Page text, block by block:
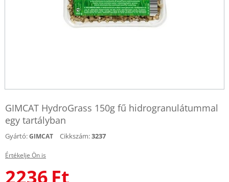
GIMCAT HydroGrass 150g fű hidrogranulátummal
egy tartályban
Gyártó:GIMCAT Cikkszám:3237
Értékelje Ön is